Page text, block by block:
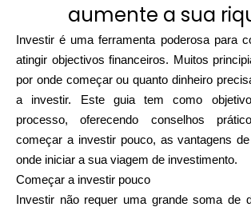
Galeria de
Seleção de
Calculadoras
aumente a sua
Investir é uma ferramenta poderosa para
atingir objectivos financeiros. Muitos
por onde começar ou quanto dinheiro
a investir. Este guia tem como
processo, oferecendo conselhos
começar a investir pouco, as vantagens
onde iniciar a sua viagem de investimento.
Começar a investir pouco
Investir não requer uma grande soma de